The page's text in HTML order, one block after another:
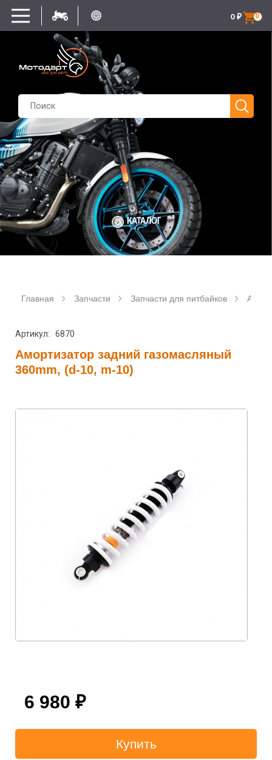
0
0 ₽
КАТАЛОГ
Главная Запчасти Запчасти для питбайков
Артикул: 6870
Амортизатор задний газомасляный
360mm, (d-10, m-10)
6 980 ₽